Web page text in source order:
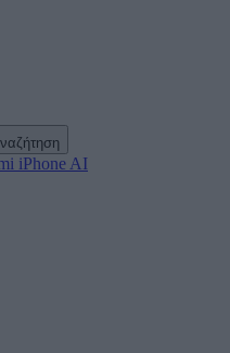
iPhone AI